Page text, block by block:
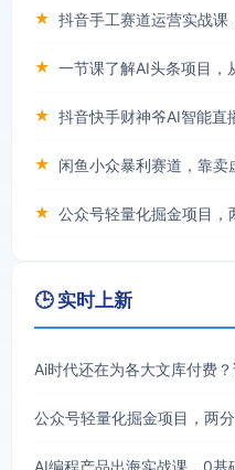
★
★
★
★
★
🕒 实时上新